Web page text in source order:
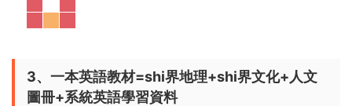
3、一本英語教材=shi界地理+shi界文化+人文
圖冊+系統英語學習資料